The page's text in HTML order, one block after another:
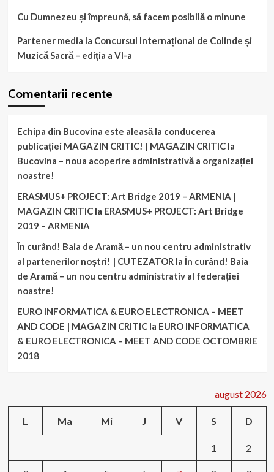
Cu Dumnezeu și împreună, să facem posibilă o minune
Partener media la Concursul Internațional de Colinde și
Muzică Sacră – ediția a VI-a
Comentarii recente
Echipa din Bucovina este aleasă la conducerea
publicației MAGAZIN CRITIC! | MAGAZIN CRITICla
Bucovina – noua acoperire administrativă a organizației
noastre!
ERASMUS+ PROJECT: Art Bridge 2019 – ARMENIA |
MAGAZIN CRITICla ERASMUS+ PROJECT: Art Bridge
2019 – ARMENIA
În curând! Baia de Aramă – un nou centru administrativ
al partenerilor noștri! | CUTEZATOR laÎn curând! Baia
de Aramă – un nou centru administrativ al federației
noastre!
EURO INFORMATICA & EURO ELECTRONICA – MEET
AND CODE | MAGAZIN CRITICla EURO INFORMATICA
& EURO ELECTRONICA – MEET AND CODE OCTOMBRIE
2018
august 2026
L Ma Mi J V S D
1 2